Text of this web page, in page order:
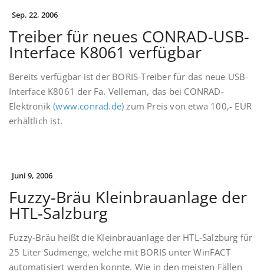
Sep. 22, 2006
Treiber für neues CONRAD-USB-
Interface K8061 verfügbar
Bereits verfügbar ist der BORIS-Treiber für das neue USB-
Interface K8061 der Fa. Velleman, das bei CONRAD-
Elektronik(www.conrad.de) zum Preis von etwa 100,- EUR
erhältlich ist.
Juni 9, 2006
Fuzzy-Bräu Kleinbrauanlage der
HTL-Salzburg
Fuzzy-Bräu heißt die Kleinbrauanlage der HTL-Salzburg für
25 Liter Sudmenge, welche mit BORIS unter WinFACT
automatisiert werden konnte. Wie in den meisten Fällen